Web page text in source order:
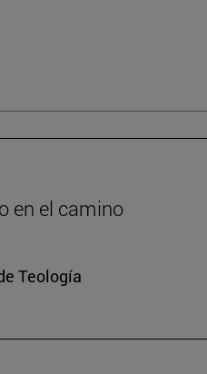
en el camino
Teología